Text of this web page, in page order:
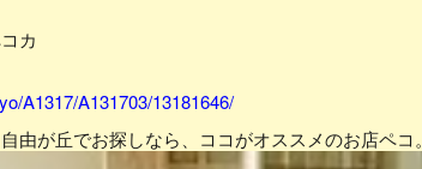
カ
A1317/A131703/13181646/
由が丘でお探しなら、ココがオススメのお店ペコ。